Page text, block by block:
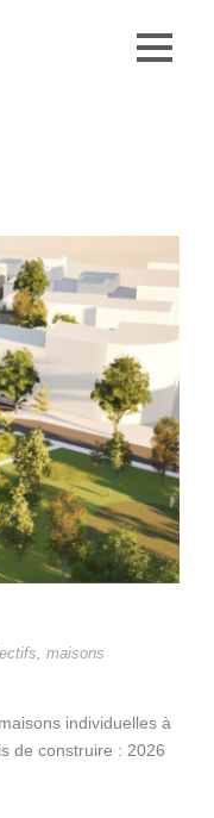
, maisons
individuelles à
de construire : 2026